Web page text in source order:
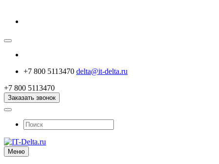
+7 800 5113470 delta@it-delta.ru
+7 800 5113470
Заказать звонок
Меню